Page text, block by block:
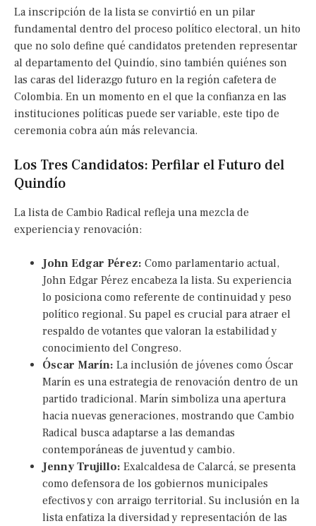
La inscripción de la lista se convirtió en un pilar
fundamental dentro del proceso político electoral, un hito
que no solo define qué candidatos pretenden representar
al departamento del Quindío, sino también quiénes son
las caras del liderazgo futuro en la región cafetera de
Colombia. En un momento en el que la confianza en las
instituciones políticas puede ser variable, este tipo de
ceremonia cobra aún más relevancia.
Los Tres Candidatos: Perfilar el Futuro del
Quindío
La lista de Cambio Radical refleja una mezcla de
experiencia y renovación:
John Edgar Pérez: Como parlamentario actual,
John Edgar Pérez encabeza la lista. Su experiencia
lo posiciona como referente de continuidad y peso
político regional. Su papel es crucial para atraer el
respaldo de votantes que valoran la estabilidad y
conocimiento del Congreso.
Óscar Marín: La inclusión de jóvenes como Óscar
Marín es una estrategia de renovación dentro de un
partido tradicional. Marín simboliza una apertura
hacia nuevas generaciones, mostrando que Cambio
Radical busca adaptarse a las demandas
contemporáneas de juventud y cambio.
Jenny Trujillo: Exalcaldesa de Calarcá, se presenta
como defensora de los gobiernos municipales
efectivos y con arraigo territorial. Su inclusión en la
lista enfatiza la diversidad y representación de las